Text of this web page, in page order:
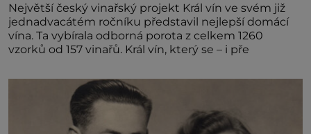
Největší český vinařský projekt Král vín ve svém již
jednadvacátém ročníku představil nejlepší domácí
vína. Ta vybírala odborná porota z celkem 1260
vzorků od 157 vinařů. Král vín, který se – i pře